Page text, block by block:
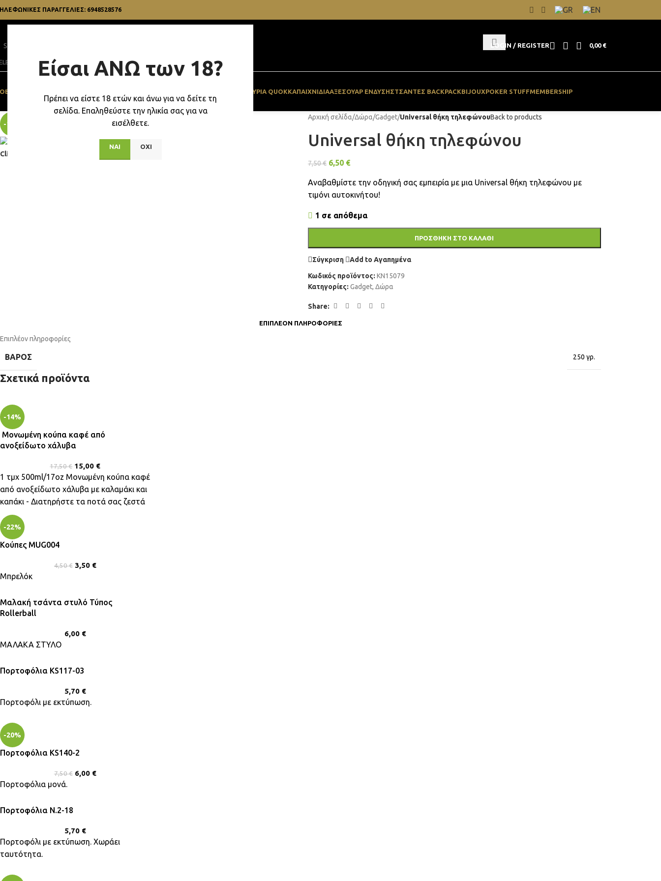
Είσαι ΑΝΩ των 18?
Πρέπει να είστε 18 ετών και άνω για να δείτε τη
σελίδα. Επαληθεύστε την ηλικία σας για να
εισέλθετε.
ΝΑΙ ΟΧΙ
ΠΑΡΑΓΓΕΛΙΕΣ: 6948528576
CATEGORY
LOGIN / REGISTER 0,00 €
STUFF ΠΑΓΟΥΡΙΑ QUOKKAΠΑΙΧΝΙΔΙΑΑΞΕΣΟΥΆΡ ΈΝΔΥΣΗΣΤΣΆΝΤΕΣ BACKPACKBIJOUXPOKER STUFFMEMBERSHIP
-13%
Click to enlarge
Αρχική σελίδα/Δώρα/Gadget/Universal θήκη τηλεφώνουBack to products
Universal θήκη τηλεφώνου
7,50€ 6,50 €
Αναβαθμίστε την οδηγική σας εμπειρία με μια Universal θήκη τηλεφώνου με
τιμόνι αυτοκινήτου!
1 σε απόθεμα
ΠΡΟΣΘΉΚΗ ΣΤΟ ΚΑΛΆΘΙ
Σύγκριση Add to Αγαπημένα
Κωδικός προϊόντος: KN15079
Κατηγορίες: Gadget, Δώρα
Share:
ΕΠΙΠΛΈΟΝ ΠΛΗΡΟΦΟΡΊΕΣ
Επιπλέον πληροφορίες
ΒΆΡΟΣ 250 γρ.
Σχετικά προϊόντα
-14%
Μονωμένη κούπα καφέ από
ανοξείδωτο χάλυβα
17,50€ 15,00 €
1 τμχ 500ml/17oz Μονωμένη κούπα καφέ
από ανοξείδωτο χάλυβα με καλαμάκι και
καπάκι - Διατηρήστε τα ποτά σας ζεστά
ή κρύα για ώρες
-22%
Κούπες MUG004
4,50€ 3,50 €
Μπρελόκ
Μαλακή τσάντα στυλό Τύπος
Rollerball
6,00 €
ΜΑΛΑΚΑ ΣΤΥΛΟ
Πορτοφόλια KS117-03
5,70 €
Πορτοφόλι με εκτύπωση.
-20%
Πορτοφόλια KS140-2
7,50€ 6,00 €
Πορτοφόλια μονά.
Πορτοφόλια Ν.2-18
5,70 €
Πορτοφόλι με εκτύπωση. Χωράει
ταυτότητα.